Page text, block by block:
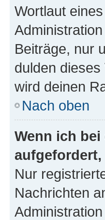
Wortlaut
Beiträge, nur
dulden
wird deinen
Nach oben
Wenn ich
Nur
Nachrichten